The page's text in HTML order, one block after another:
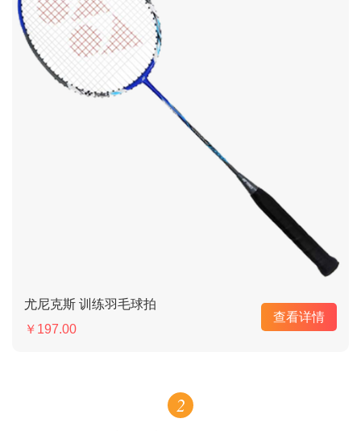
尤尼克斯 训练羽毛球拍
￥197.00
查看详情
2